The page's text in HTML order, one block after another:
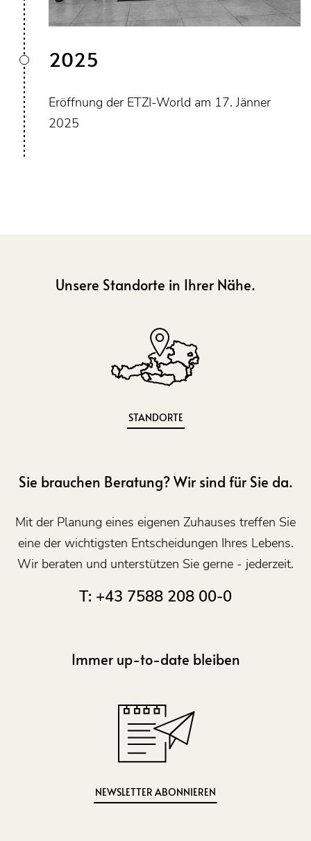
2025
Eröffnung der ETZI-World am 17. Jänner
2025
Unsere Standorte in Ihrer Nähe.
STANDORTE
Sie brauchen Beratung? Wir sind für Sie da.
Mit der Planung eines eigenen Zuhauses treffen Sie
eine der wichtigsten Entscheidungen Ihres Lebens.
Wir beraten und unterstützen Sie gerne - jederzeit.
T: +43 7588 208 00-0
Immer up-to-date bleiben
NEWSLETTER ABONNIEREN